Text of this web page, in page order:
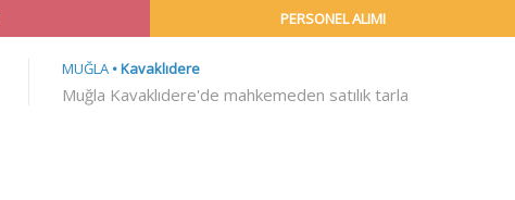
PERSONEL ALIMI
MUĞLA Kavaklıdere
Muğla Kavaklıdere'de mahkemeden satılık tarla